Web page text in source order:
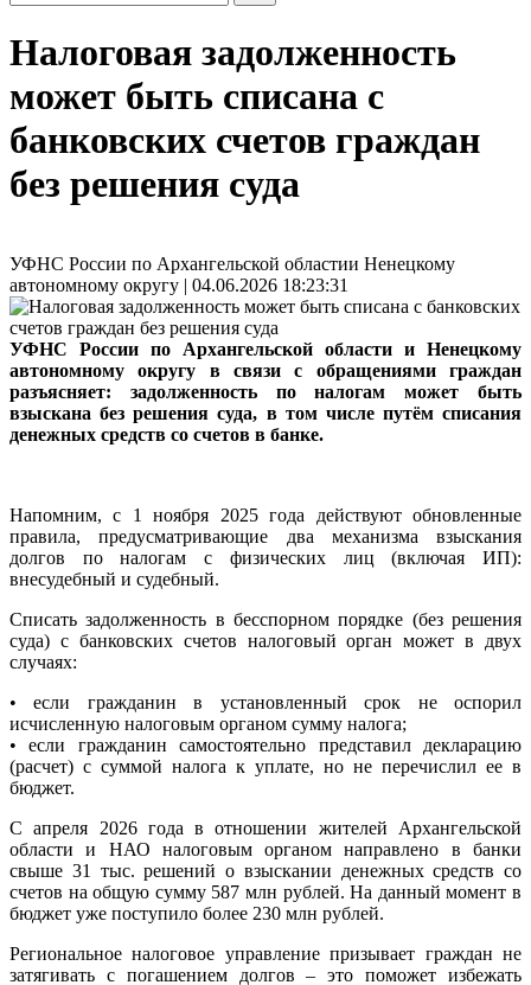
Налоговая задолженность
может быть списана с
банковских счетов граждан
без решения суда
УФНС России по Архангельской областии Ненецкому
автономному округу | 04.06.2026 18:23:31
УФНС России по Архангельской области и Ненецкому
автономному округу в связи с обращениями граждан
разъясняет: задолженность по налогам может быть
взыскана без решения суда, в том числе путём списания
денежных средств со счетов в банке.
Напомним, с 1 ноября 2025 года действуют обновленные
правила, предусматривающие два механизма взыскания
долгов по налогам с физических лиц (включая ИП):
внесудебный и судебный.
Списать задолженность в бесспорном порядке (без решения
суда) с банковских счетов налоговый орган может в двух
случаях:
• если гражданин в установленный срок не оспорил
исчисленную налоговым органом сумму налога;
• если гражданин самостоятельно представил декларацию
(расчет) с суммой налога к уплате, но не перечислил ее в
бюджет.
С апреля 2026 года в отношении жителей Архангельской
области и НАО налоговым органом направлено в банки
свыше 31 тыс. решений о взыскании денежных средств со
счетов на общую сумму 587 млн рублей. На данный момент в
бюджет уже поступило более 230 млн рублей.
Региональное налоговое управление призывает граждан не
затягивать с погашением долгов – это поможет избежать